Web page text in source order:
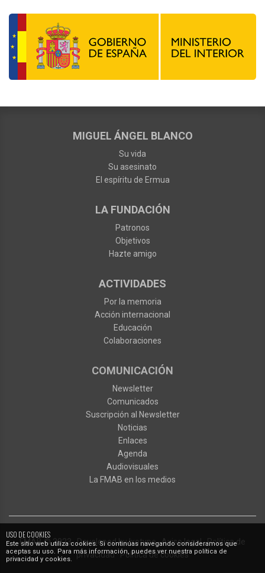
USO DE COOKIES
Este sitio web utiliza cookies. Si continúas navegando consideramos que
aceptas su uso. Para más información, puedes ver nuestra política de
privacidad y cookies.
MIGUEL ÁNGEL BLANCO
Su vida
Su asesinato
El espíritu de Ermua
LA FUNDACIÓN
Patronos
Objetivos
Hazte amigo
ACTIVIDADES
Por la memoria
Acción internacional
Educación
Colaboraciones
COMUNICACIÓN
Newsletter
Comunicados
Suscripción al Newsletter
Noticias
Enlaces
Agenda
Audiovisuales
La FMAB en los medios
FMAB© 2023·Developed byIxotype·Aviso legal·Política de
privacidad·Política de cookies